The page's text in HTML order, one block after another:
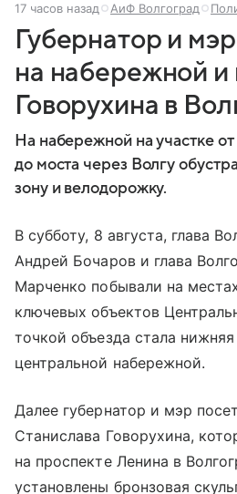
17 часов назад АиФ Волгоград
Губернатор и
на набережной и
Говорухина в
На набережной на участке
до моста через Волгу
зону и велодорожку.
В субботу, 8 августа, глава
Андрей Бочаров и глава
Марченко побывали на
ключевых объектов
точкой объезда стала
центральной набережной.
Далее губернатор и мэр
Станислава Говорухина,
на проспекте Ленина в
установлены бронзовая